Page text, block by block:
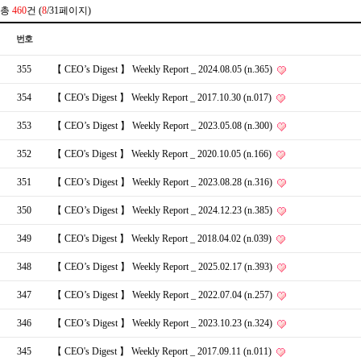
총 460건 (8/31페이지)
번호
355 【 CEO’s Digest 】 Weekly Report _ 2024.08.05 (n.365)
354 【 CEO's Digest 】 Weekly Report _ 2017.10.30 (n.017)
353 【 CEO’s Digest 】 Weekly Report _ 2023.05.08 (n.300)
352 【 CEO's Digest 】 Weekly Report _ 2020.10.05 (n.166)
351 【 CEO’s Digest 】 Weekly Report _ 2023.08.28 (n.316)
350 【 CEO’s Digest 】 Weekly Report _ 2024.12.23 (n.385)
349 【 CEO's Digest 】 Weekly Report _ 2018.04.02 (n.039)
348 【 CEO’s Digest 】 Weekly Report _ 2025.02.17 (n.393)
347 【 CEO’s Digest 】 Weekly Report _ 2022.07.04 (n.257)
346 【 CEO’s Digest 】 Weekly Report _ 2023.10.23 (n.324)
345 【 CEO's Digest 】 Weekly Report _ 2017.09.11 (n.011)